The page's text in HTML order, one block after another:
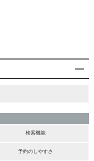
検索機能
予約のしやすさ